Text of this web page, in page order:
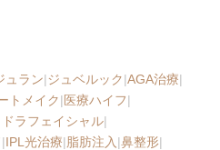
ュラン|ジュベルック|AGA治療|
トメイク|医療ハイフ|
ラフェイシャル|
|IPL光治療|脂肪注入 |鼻整形|